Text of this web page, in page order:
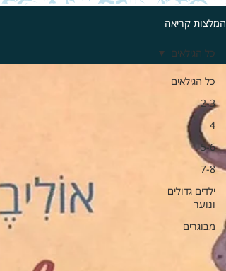
המלצות קריאה
כל הגילאים
2-3
4
5-6
7-8
ילדים גדולים
ונוער
מבוגרים
כל הגילאים